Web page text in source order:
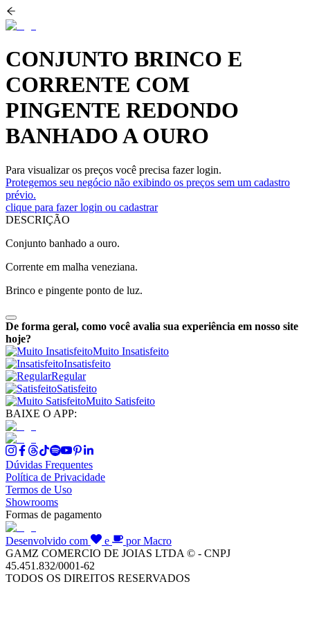
CONJUNTO BRINCO E
CORRENTE COM
PINGENTE REDONDO
BANHADO A OURO
Para visualizar os preços você precisa fazer login.
Protegemos seu negócio não exibindo os preços sem um cadastro
prévio.
clique para fazer login ou cadastrar
DESCRIÇÃO
Conjunto banhado a ouro.
Corrente em malha veneziana.
Brinco e pingente ponto de luz.
De forma geral, como você avalia sua experiência em nosso site
hoje?
Muito Insatisfeito
Insatisfeito
Regular
Satisfeito
Muito Satisfeito
BAIXE O APP:
Dúvidas Frequentes
Política de Privacidade
Termos de Uso
Showrooms
Formas de pagamento
Desenvolvido com e
por Macro
GAMZ COMERCIO DE JOIAS LTDA © - CNPJ
45.451.832/0001-62
TODOS OS DIREITOS RESERVADOS